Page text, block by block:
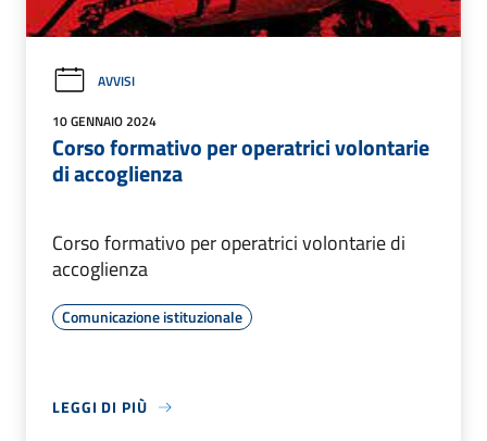
AVVISI
10 GENNAIO 2024
Corso formativo per operatrici volontarie
di accoglienza
Corso formativo per operatrici volontarie di
accoglienza
Comunicazione istituzionale
LEGGI DI PIÙ